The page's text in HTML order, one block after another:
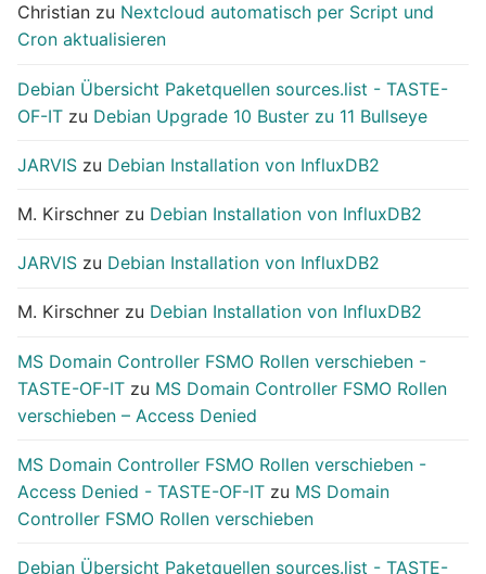
Christian zu Nextcloud automatisch per Script und
Cron aktualisieren
Debian Übersicht Paketquellen sources.list - TASTE-
OF-IT zu Debian Upgrade 10 Buster zu 11 Bullseye
JARVIS zu Debian Installation von InfluxDB2
M. Kirschner zu Debian Installation von InfluxDB2
JARVIS zu Debian Installation von InfluxDB2
M. Kirschner zu Debian Installation von InfluxDB2
MS Domain Controller FSMO Rollen verschieben -
TASTE-OF-IT zu MS Domain Controller FSMO Rollen
verschieben – Access Denied
MS Domain Controller FSMO Rollen verschieben -
Access Denied - TASTE-OF-IT zu MS Domain
Controller FSMO Rollen verschieben
Debian Übersicht Paketquellen sources.list - TASTE-